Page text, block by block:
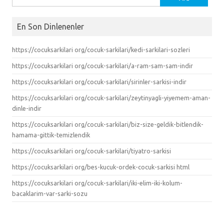
En Son Dinlenenler
https://cocuksarkilari org/cocuk-sarkilari/kedi-sarkilari-sozleri
https://cocuksarkilari org/cocuk-sarkilari/a-ram-sam-sam-indir
https://cocuksarkilari org/cocuk-sarkilari/sirinler-sarkisi-indir
https://cocuksarkilari org/cocuk-sarkilari/zeytinyagli-yiyemem-aman-
dinle-indir
https://cocuksarkilari org/cocuk-sarkilari/biz-size-geldik-bitlendik-
hamama-gittik-temizlendik
https://cocuksarkilari org/cocuk-sarkilari/tiyatro-sarkisi
https://cocuksarkilari org/bes-kucuk-ordek-cocuk-sarkisi html
https://cocuksarkilari org/cocuk-sarkilari/iki-elim-iki-kolum-
bacaklarim-var-sarki-sozu